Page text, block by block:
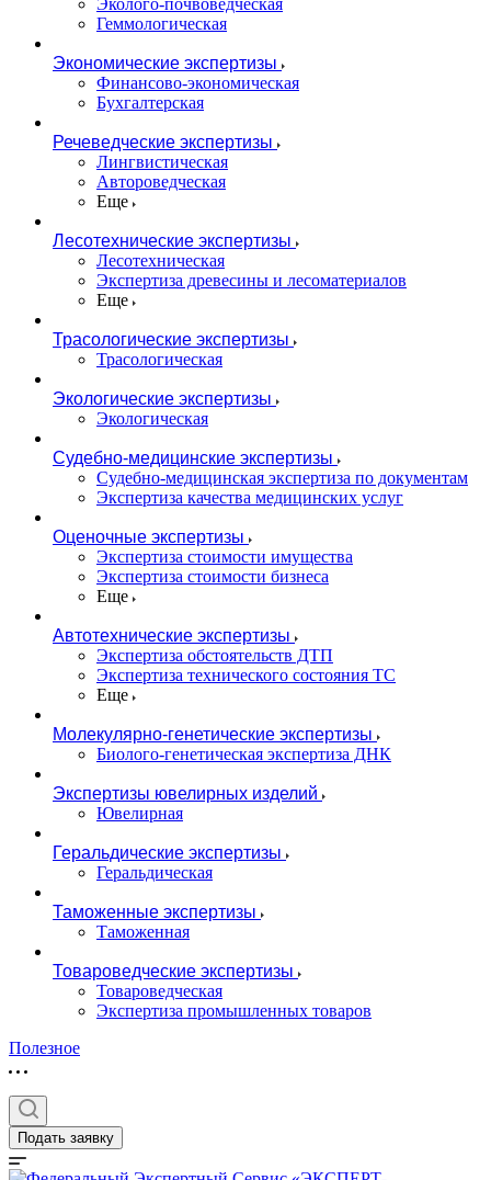
Эколого-почвоведческая
Геммологическая
Экономические экспертизы
Финансово-экономическая
Бухгалтерская
Речеведческие экспертизы
Лингвистическая
Автороведческая
Еще
Лесотехнические экспертизы
Лесотехническая
Экспертиза древесины и лесоматериалов
Еще
Трасологические экспертизы
Трасологическая
Экологические экспертизы
Экологическая
Судебно-медицинские экспертизы
Судебно-медицинская экспертиза по документам
Экспертиза качества медицинских услуг
Оценочные экспертизы
Экспертиза стоимости имущества
Экспертиза стоимости бизнеса
Еще
Автотехнические экспертизы
Экспертиза обстоятельств ДТП
Экспертиза технического состояния ТС
Еще
Молекулярно-генетические экспертизы
Биолого-генетическая экспертиза ДНК
Экспертизы ювелирных изделий
Ювелирная
Геральдические экспертизы
Геральдическая
Таможенные экспертизы
Таможенная
Товароведческие экспертизы
Товароведческая
Экспертиза промышленных товаров
Полезное
Подать заявку